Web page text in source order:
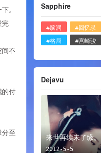
。
完
间不
的付
分至
Sapphire
#脑洞 #回忆录
#格局
#宫崎骏
Dejavu
来世再续未了缘。
2012-5-5